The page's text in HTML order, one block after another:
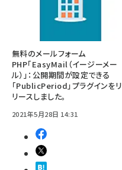
無料のメールフォーム
PHP「EasyMail（イージーメー
ル）」：公開期間が設定できる
「PublicPeriod」プラグインをリ
リースしました。
2021年5月28日 14:31